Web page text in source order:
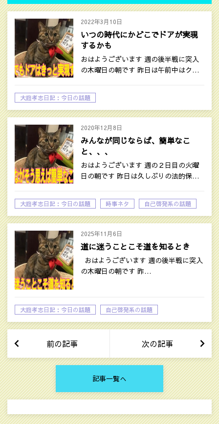
2022年3月10日
いつの時代にかどこでドアが実現
するかも
おはようございます 週の後半戦に突入
の木曜日の朝です 昨日は午前中はク…
大庭孝志日記：今日の話題
2020年12月8日
みんなが同じならば、簡単なこ
と、、、
おはようございます 週の２日目の火曜
日の朝です 昨日は久しぶりの法的保…
大庭孝志日記：今日の話題 時事ネタ 自己啓発系の話題
2025年11月6日
道に迷うことこそ道を知るとき
おはようございます 週の後半戦に突入
の木曜日の朝です 昨…
大庭孝志日記：今日の話題 自己啓発系の話題
前の記事 次の記事
記事一覧へ